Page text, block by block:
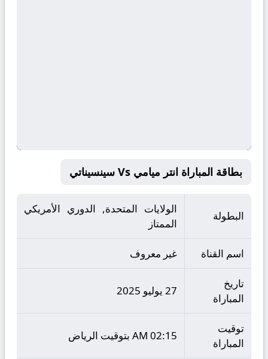
بطاقة المباراة انتر ميامي Vs سينسيناتي
البطولة
الولايات المتحدة, الدوري الأمريكي
الممتاز
اسم القناة غير معروف
تاريخ
المباراة
27 يوليو 2025
توقيت
المباراة
02:15 AM بتوقيت الرياض